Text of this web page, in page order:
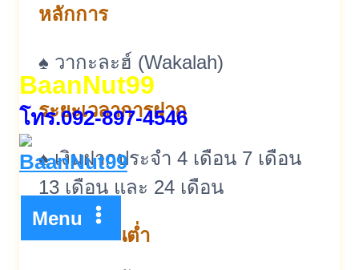
BaanNut99
โทร.092-897-4546
Menu
หลักการ
♠ วากะละฮ์ (Wakalah)
ระยะเวลาการฝาก
♠ เงินฝากประจำ 4 เดือน 7 เดือน
13 เดือน และ 24 เดือน
เงินฝากขั้นต่ำ